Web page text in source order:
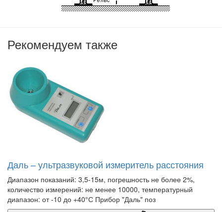
Рекомендуем также
Даль – ультразвуковой измеритель расстояния
Диапазон показаний: 3,5-15м, погрешность не более 2%,
количество измерений: не менее 10000, температурный
диапазон: от -10 до +40°С Прибор "Даль" поз